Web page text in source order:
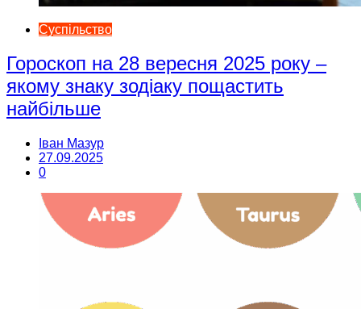
Суспільство
Гороскоп на 28 вересня 2025 року –
якому знаку зодіаку пощастить
найбільше
Іван Мазур
27.09.2025
0